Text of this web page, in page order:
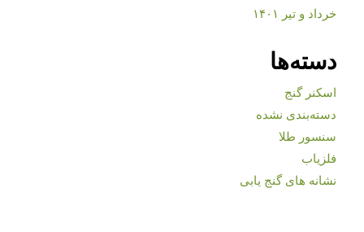
خرداد و تیر ۱۴۰۱
دسته‌ها
اسکنر گنج
دسته‌بندی نشده
سنسور طلا
فلزیاب
نشانه های گنج یابی